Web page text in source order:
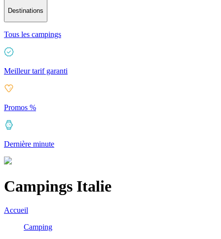
Destinations
Tous les campings
Meilleur tarif garanti
Promos %
Dernière minute
Campings Italie
Accueil
Camping